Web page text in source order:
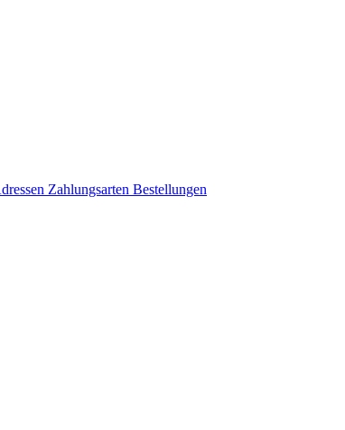
Zahlungsarten Bestellungen